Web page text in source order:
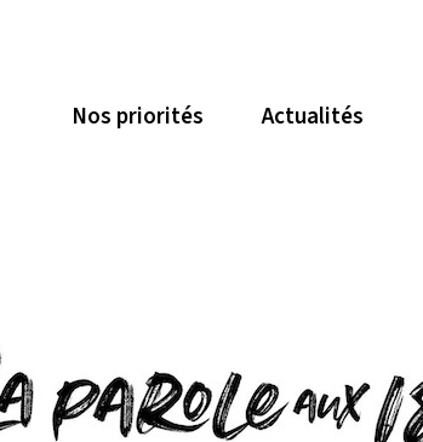
Nos priorités Actualités